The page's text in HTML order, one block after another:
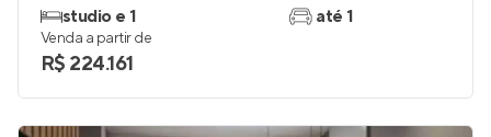
studio e 1
até 1
Venda a partir de
R$ 224.161